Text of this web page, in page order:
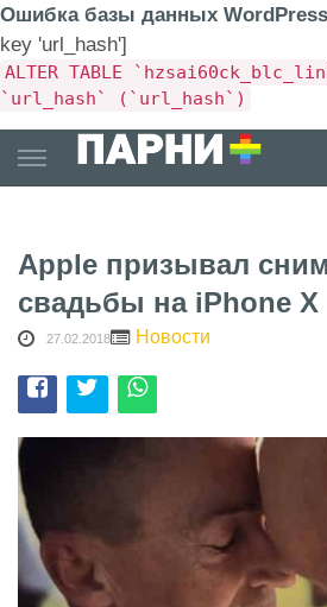
Ошибка базы данных
key 'url_hash']
ALTER TABLE
`url_hash` (`url_hash`)
to
Apple призывал
свадьбы на iPhone X
27.02.2018 Новости